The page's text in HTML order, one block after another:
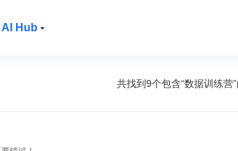
AI Hub
共找到9个包含“数据训练营